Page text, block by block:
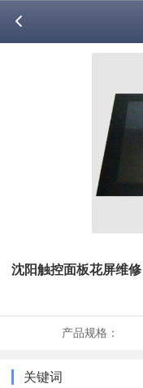
沈阳触控面板花屏维修
产品规格：
关键词